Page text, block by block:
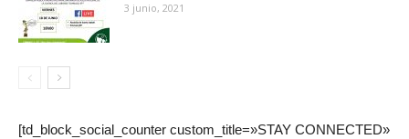
3 junio, 2021
[td_block_social_counter custom_title=»STAY CONNECTED»